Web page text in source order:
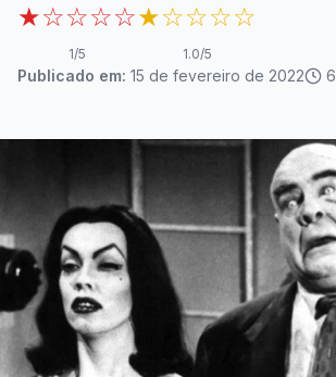
★☆☆☆☆
1/5
★☆☆☆☆
1.0/5
Publicado em: 15 de fevereiro de 2022 6